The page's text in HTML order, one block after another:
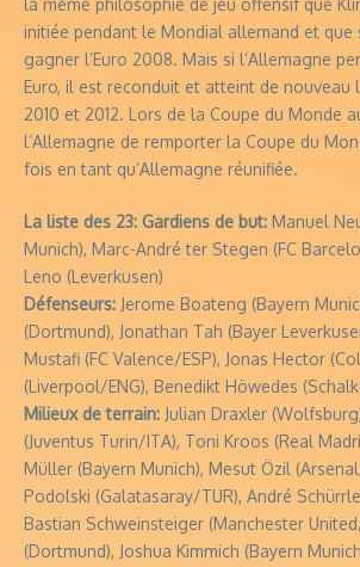
la même philosophie de jeu offensif que
initiée pendant le Mondial allemand et que
gagner l’Euro 2008. Mais si l’Allemagne
Euro, il est reconduit et atteint de nouveau
2010 et 2012. Lors de la Coupe du Monde
l’Allemagne de remporter la Coupe du
fois en tant qu’Allemagne réunifiée.
La liste des 23: Gardiens de but: Manuel
Munich), Marc-André ter Stegen (FC
Leno (Leverkusen)
Défenseurs: Jerome Boateng (Bayern
(Dortmund), Jonathan Tah (Bayer
Mustafi (FC Valence/ESP), Jonas Hector
(Liverpool/ENG), Benedikt Höwedes
Milieux de terrain: Julian Draxler
(Juventus Turin/ITA), Toni Kroos (Real
Müller (Bayern Munich), Mesut Özil
Podolski (Galatasaray/TUR), André
Bastian Schweinsteiger (Manchester
(Dortmund), Joshua Kimmich (Bayern